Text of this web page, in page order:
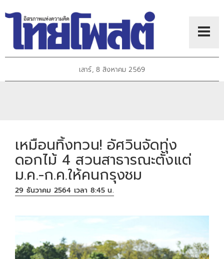
เสาร์, 8 สิงหาคม 2569
เหมือนทิ้งทวน! อัศวินจัดทุ่ง
ดอกไม้ 4 สวนสาธารณะตั้งแต่
ม.ค.-ก.ค.ให้คนกรุงชม
29 ธันวาคม 2564 เวลา 8:45 น.